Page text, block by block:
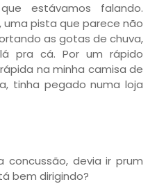
estávamos falando.
pista que parece não
as gotas de chuva,
pra cá. Por um rápido
na minha camisa de
tinha pegado numa loja
devia ir prum
bem dirigindo?